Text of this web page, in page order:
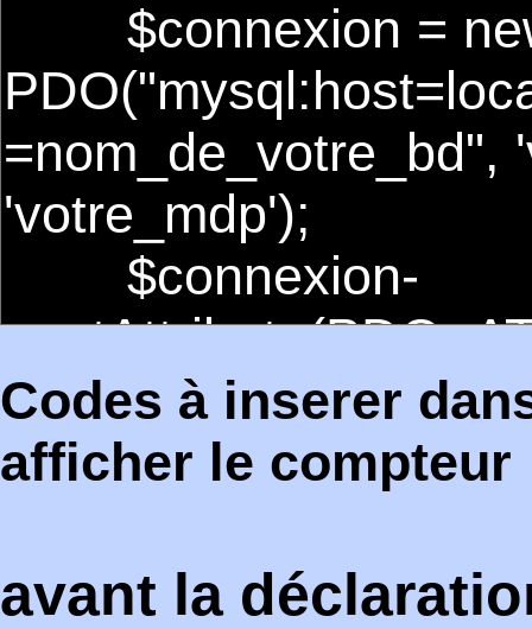
Codes à inserer
afficher le compteur
avant la